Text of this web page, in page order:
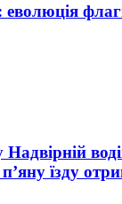
еволюція
їзду